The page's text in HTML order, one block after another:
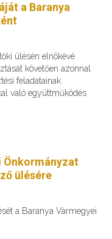
a Baranya
ülésén elnökévé
követően azonnal
feladatainak
való együttműködés
Önkormányzat
ülésére
a Baranya Vármegyei